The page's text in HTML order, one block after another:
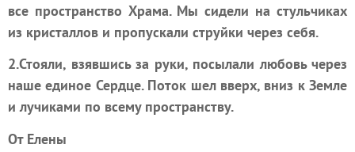
все пространство Храма. Мы сидели на стульчиках
из кристаллов и пропускали струйки через себя.
2.Стояли, взявшись за руки, посылали любовь через
наше единое Сердце. Поток шел вверх, вниз к Земле
и лучиками по всему пространству.
От Елены